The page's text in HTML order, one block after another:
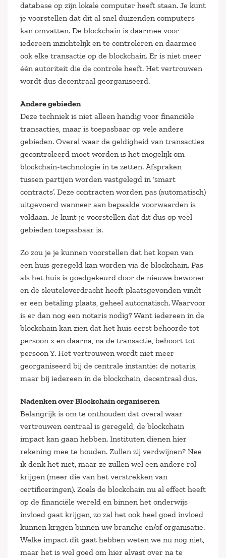
database op zijn lokale computer heeft staan. Je kunt
je voorstellen dat dit al snel duizenden computers
kan omvatten. De blockchain is daarmee voor
iedereen inzichtelijk en te controleren en daarmee
ook elke transactie op de blockchain. Er is niet meer
één autoriteit die de controle heeft. Het vertrouwen
wordt dus decentraal georganiseerd.
Andere gebieden
Deze techniek is niet alleen handig voor financiële
transacties, maar is toepasbaar op vele andere
gebieden. Overal waar de geldigheid van transacties
gecontroleerd moet worden is het mogelijk om
blockchain-technologie in te zetten. Afspraken
tussen partijen worden vastgelegd in ‘smart
contracts’. Deze contracten worden pas (automatisch)
uitgevoerd wanneer aan bepaalde voorwaarden is
voldaan. Je kunt je voorstellen dat dit dus op veel
gebieden toepasbaar is.
Zo zou je je kunnen voorstellen dat het kopen van
een huis geregeld kan worden via de blockchain. Pas
als het huis is goedgekeurd door de nieuwe bewoner
en de sleuteloverdracht heeft plaatsgevonden vindt
er een betaling plaats, geheel automatisch. Waarvoor
is er dan nog een notaris nodig? Want iedereen in de
blockchain kan zien dat het huis eerst behoorde tot
persoon x en daarna, na de transactie, behoort tot
persoon Y. Het vertrouwen wordt niet meer
georganiseerd bij de centrale instantie: de notaris,
maar bij iedereen in de blockchain, decentraal dus.
Nadenken over Blockchain organiseren
Belangrijk is om te onthouden dat overal waar
vertrouwen centraal is geregeld, de blockchain
impact kan gaan hebben. Instituten dienen hier
rekening mee te houden. Zullen zij verdwijnen? Nee
ik denk het niet, maar ze zullen wel een andere rol
krijgen (meer die van het verstrekken van
certificeringen). Zoals de blockchain nu al effect heeft
op de financiële wereld en binnen het onderwijs
invloed gaat krijgen, zo zal het ook heel goed invloed
kunnen krijgen binnen uw branche en/of organisatie.
Welke impact dit gaat hebben weten we nu nog niet,
maar het is wel goed om hier alvast over na te